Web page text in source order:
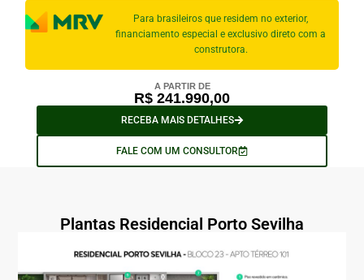
Para brasileiros que residem no exterior,
financiamento especial e exclusivo direto com a
construtora.
A PARTIR DE
R$ 241.990,00
RECEBA MAIS DETALHES
FALE COM UM CONSULTOR
Plantas Residencial Porto Sevilha